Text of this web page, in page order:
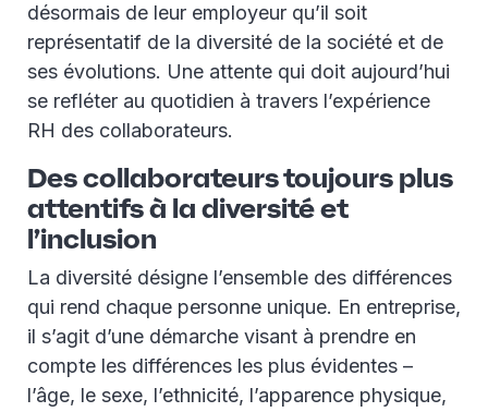
désormais de leur employeur qu’il soit
représentatif de la diversité de la société et de
ses évolutions. Une attente qui doit aujourd’hui
se refléter au quotidien à travers l’expérience
RH des collaborateurs.
Des collaborateurs toujours plus
attentifs à la diversité et
l’inclusion
La diversité désigne l’ensemble des différences
qui rend chaque personne unique. En entreprise,
il s’agit d’une démarche visant à prendre en
compte les différences les plus évidentes –
l’âge, le sexe, l’ethnicité, l’apparence physique,